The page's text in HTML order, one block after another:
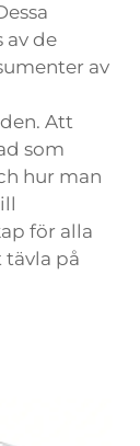
av de
av
Att
som
hur man
för alla
tävla på